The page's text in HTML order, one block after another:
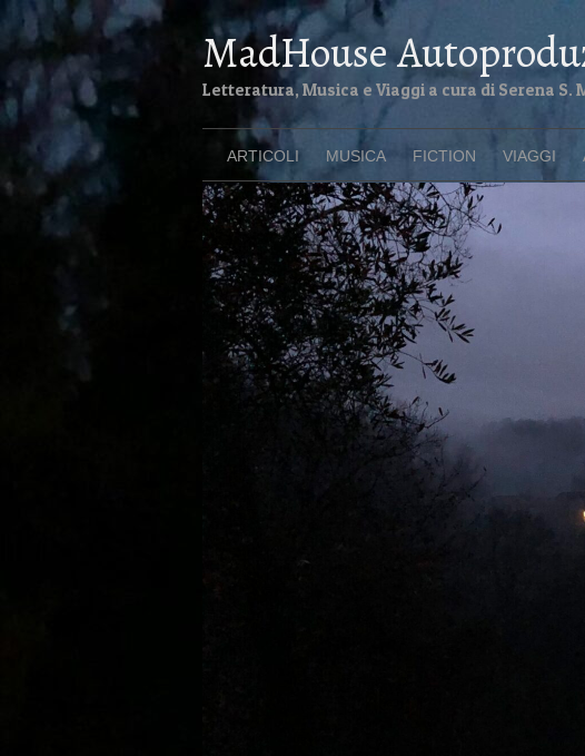
MadHouse
Letteratura, Musica e Viaggi a cura di Serena S.
ARTICOLI MUSICA FICTION VIAGGI